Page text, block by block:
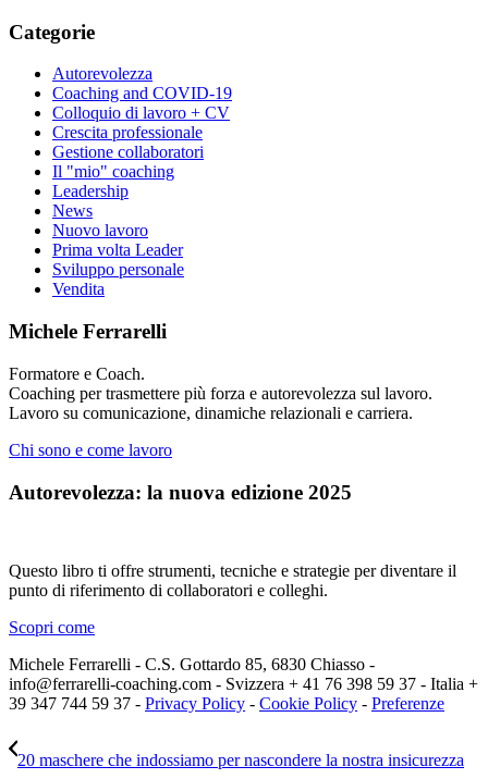
Categorie
Autorevolezza
Coaching and COVID-19
Colloquio di lavoro + CV
Crescita professionale
Gestione collaboratori
Il "mio" coaching
Leadership
News
Nuovo lavoro
Prima volta Leader
Sviluppo personale
Vendita
Michele Ferrarelli
Formatore e Coach.
Coaching per trasmettere più forza e autorevolezza sul lavoro.
Lavoro su comunicazione, dinamiche relazionali e carriera.
Chi sono e come lavoro
Autorevolezza: la nuova edizione 2025
Questo libro ti offre strumenti, tecniche e strategie per diventare il
punto di riferimento di collaboratori e colleghi.
Scopri come
Michele Ferrarelli - C.S. Gottardo 85, 6830 Chiasso -
info@ferrarelli-coaching.com - Svizzera + 41 76 398 59 37 - Italia +
39 347 744 59 37 - Privacy Policy - Cookie Policy - Preferenze
20 maschere che indossiamo per nascondere la nostra insicurezza